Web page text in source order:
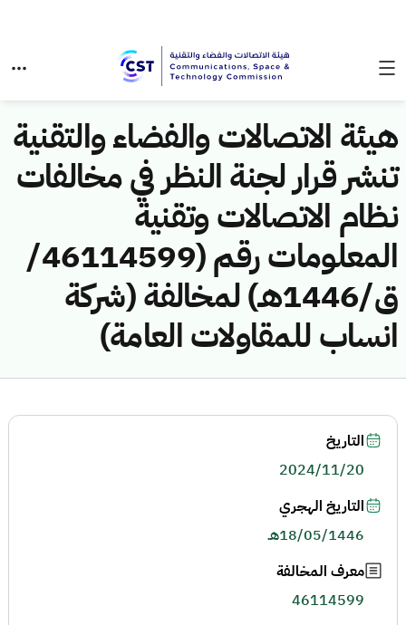
هيئة الاتصالات والفضاء والتقنية
تنشر قرار لجنة النظر في مخالفات
نظام الاتصالات وتقنية
المعلومات رقم (46114599/
ق/1446هـ) لمخالفة (شركة
انساب للمقاولات العامة)
التاريخ
2024/11/20
التاريخ الهجري
18/05/1446هـ
معرف المخالفة
46114599